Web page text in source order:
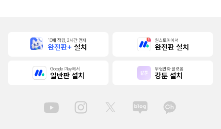
10배 적립, 2시간 먼저
완전판+ 설치
원스토어에서
완전판 설치
Google Play에서
일반판 설치
무협만화 플랫폼
강툰 설치